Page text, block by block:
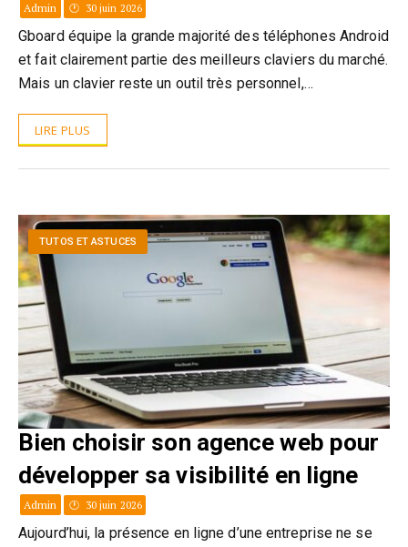
Admin 30 juin 2026
Gboard équipe la grande majorité des téléphones Android
et fait clairement partie des meilleurs claviers du marché.
Mais un clavier reste un outil très personnel,…
LIRE PLUS
TUTOS ET ASTUCES
Bien choisir son agence web pour
développer sa visibilité en ligne
Admin 30 juin 2026
Aujourd’hui, la présence en ligne d’une entreprise ne se